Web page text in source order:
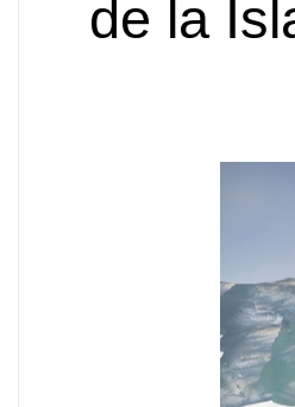
de la